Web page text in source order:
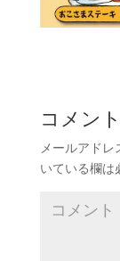
コメン
メールアドレ
いている欄は